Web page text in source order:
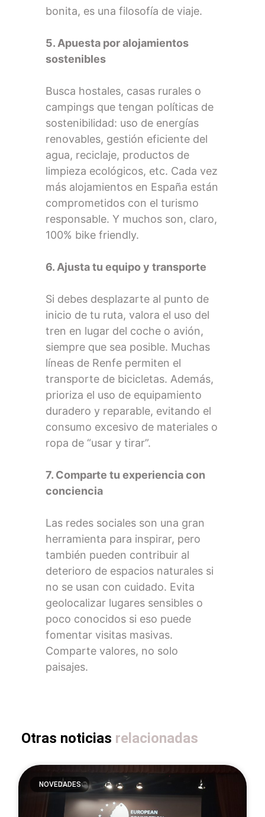
bonita, es una filosofía de viaje.
5. Apuesta por alojamientos
sostenibles
Busca hostales, casas rurales o
campings que tengan políticas de
sostenibilidad: uso de energías
renovables, gestión eficiente del
agua, reciclaje, productos de
limpieza ecológicos, etc. Cada vez
más alojamientos en España están
comprometidos con el turismo
responsable. Y muchos son, claro,
100% bike friendly.
6. Ajusta tu equipo y transporte
Si debes desplazarte al punto de
inicio de tu ruta, valora el uso del
tren en lugar del coche o avión,
siempre que sea posible. Muchas
líneas de Renfe permiten el
transporte de bicicletas. Además,
prioriza el uso de equipamiento
duradero y reparable, evitando el
consumo excesivo de materiales o
ropa de “usar y tirar”.
7. Comparte tu experiencia con
conciencia
Las redes sociales son una gran
herramienta para inspirar, pero
también pueden contribuir al
deterioro de espacios naturales si
no se usan con cuidado. Evita
geolocalizar lugares sensibles o
poco conocidos si eso puede
fomentar visitas masivas.
Comparte valores, no solo
paisajes.
Otras noticias relacionadas
NOVEDADES